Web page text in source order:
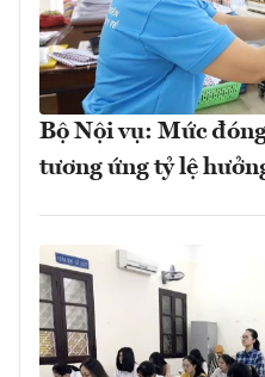
Bộ Nội vụ: Mức
tương ứng tỷ lệ